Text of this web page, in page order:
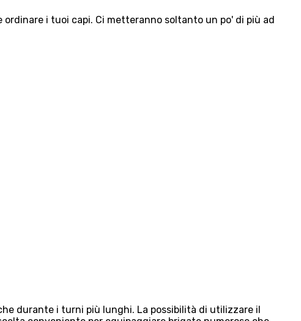
i tuoi capi. Ci metteranno soltanto un po' di più ad
durante i turni più lunghi. La possibilità di utilizzare il